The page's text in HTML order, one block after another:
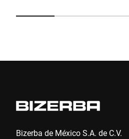
Bizerba de México S.A. de C.V.